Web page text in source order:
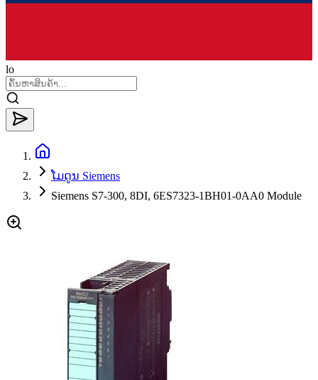
lo
ໂມດູນ Siemens
Siemens S7-300, 8DI, 6ES7323-1BH01-0AA0 Module